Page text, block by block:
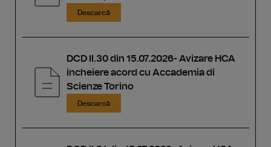
Descarcă
DCD II.30 din 15.07.2026- Avizare HCA
incheiere acord cu Accademia di
Scienze Torino
Descarcă